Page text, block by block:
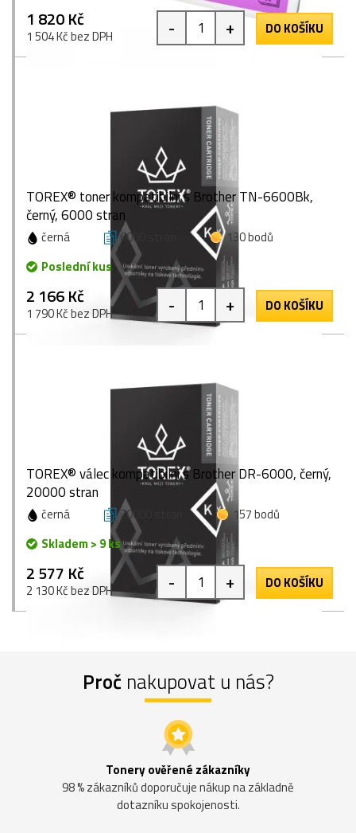
1 820 Kč
1 504 Kč bez DPH - + DO KOŠÍKU
TOREX® toner kompatibilní s Brother TN-6600Bk,
černý, 6000 stran
černá 6000 stran
130 bodů
Poslední kus
2 166 Kč
1 790 Kč bez DPH - + DO KOŠÍKU
TOREX® válec kompatibilní s Brother DR-6000, černý,
20000 stran
černá 20000 stran
157 bodů
Skladem > 9 ks
2 577 Kč
2 130 Kč bez DPH - + DO KOŠÍKU
Proč nakupovat u nás?
Tonery ověřené zákazníky
98 % zákazníků doporučuje nákup na základně
dotazníku spokojenosti.